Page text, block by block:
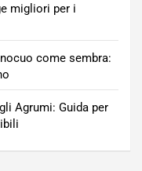
migliori per i
come sembra:
Agrumi: Guida per